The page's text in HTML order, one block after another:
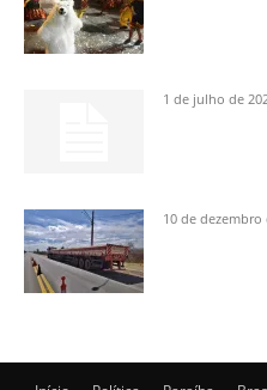
1 de julho de
10 de dezembro